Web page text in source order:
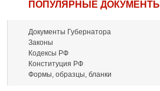
ПОПУЛЯРНЫЕ ДОКУМЕНТЫ
Документы Губернатора
Законы
Кодексы РФ
Конституция РФ
Формы, образцы, бланки